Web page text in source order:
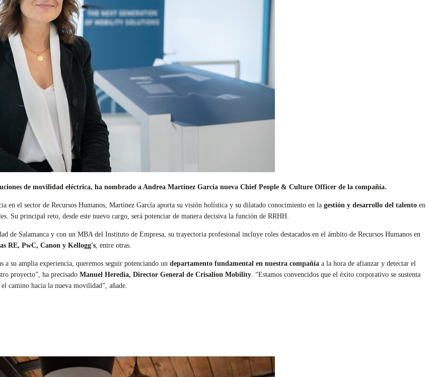
de movilidad eléctrica, ha nombrado a Andrea Martínez García nueva Chief People & Culture Officer de la compañía.
en el sector de Recursos Humanos, Martínez García aporta su visión holística y su dilatado conocimiento en la gestión y desarrollo del talento en
Su principal reto, desde este nuevo cargo, será potenciar de manera decisiva la función de RRHH.
de Salamanca y con un MBA del Instituto de Empresa, su trayectoria profesional incluye roles destacados en el ámbito de Recursos Humanos en
RE, PwC, Canon y Kellogg's , entre otras.
a su amplia experiencia, queremos seguir potenciando un departamento fundamental en nuestra compañía a la hora de afianzar y detectar el
proyecto”, ha precisado Manuel Heredia, Director General de Crisalion Mobility . “Estamos convencidos que el éxito corporativo se sustenta
camino hacia la nueva movilidad”, añade.